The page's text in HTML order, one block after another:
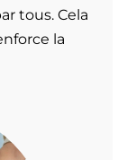
tous. Cela
la